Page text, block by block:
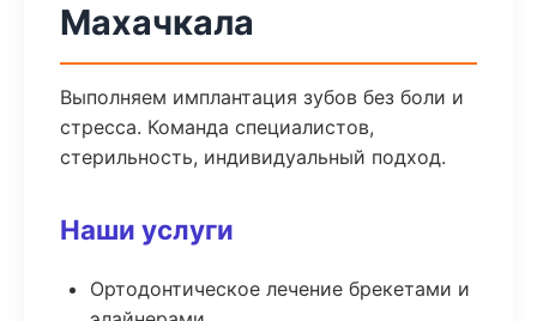
Махачкала
Выполняем имплантация зубов без боли и
стресса. Команда специалистов,
стерильность, индивидуальный подход.
Наши услуги
Ортодонтическое лечение брекетами и